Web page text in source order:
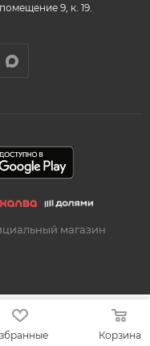
9, к. 19.
магазин
Корзина